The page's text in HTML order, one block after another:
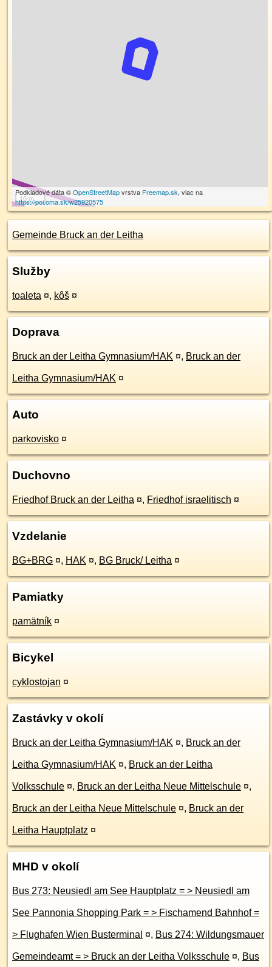
10 m
Podkladové dáta ©OpenStreetMapvrstva Freemap.sk, viac na
https://poi.oma.sk/w25920575
Gemeinde Bruck an der Leitha
Služby
toaleta ¤, kôš ¤
Doprava
Bruck an der Leitha Gymnasium/HAK ¤, Bruck an der
Leitha Gymnasium/HAK ¤
Auto
parkovisko ¤
Duchovno
Friedhof Bruck an der Leitha ¤, Friedhof israelitisch ¤
Vzdelanie
BG+BRG ¤, HAK ¤, BG Bruck/ Leitha ¤
Pamiatky
pamätník ¤
Bicykel
cyklostojan ¤
Zastávky v okolí
Bruck an der Leitha Gymnasium/HAK ¤, Bruck an der
Leitha Gymnasium/HAK ¤, Bruck an der Leitha
Volksschule ¤, Bruck an der Leitha Neue Mittelschule ¤,
Bruck an der Leitha Neue Mittelschule ¤, Bruck an der
Leitha Hauptplatz ¤
MHD v okolí
Bus 273: Neusiedl am See Hauptplatz = > Neusiedl am
See Pannonia Shopping Park = > Fischamend Bahnhof =
> Flughafen Wien Busterminal ¤, Bus 274: Wildungsmauer
Gemeindeamt = > Bruck an der Leitha Volksschule ¤, Bus